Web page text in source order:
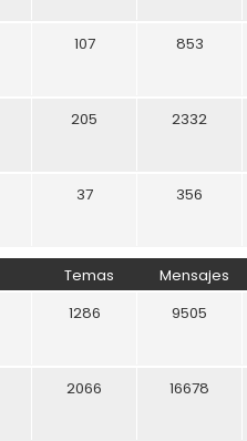
107 853
205 2332
37 356
Temas Mensajes
1286 9505
2066 16678